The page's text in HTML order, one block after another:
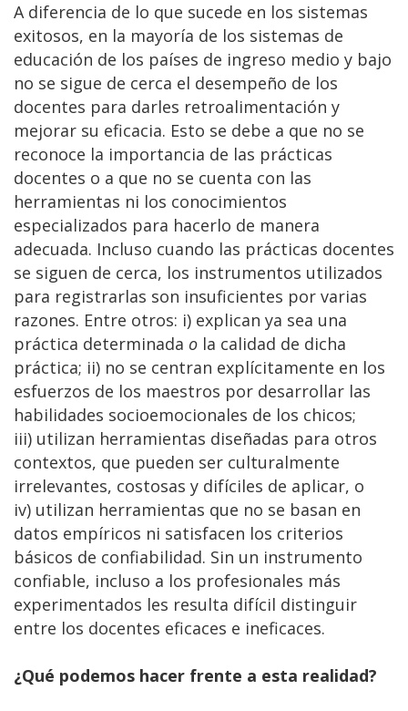
A diferencia de lo que sucede en los sistemas
exitosos, en la mayoría de los sistemas de
educación de los países de ingreso medio y bajo
no se sigue de cerca el desempeño de los
docentes para darles retroalimentación y
mejorar su eficacia. Esto se debe a que no se
reconoce la importancia de las prácticas
docentes o a que no se cuenta con las
herramientas ni los conocimientos
especializados para hacerlo de manera
adecuada. Incluso cuando las prácticas docentes
se siguen de cerca, los instrumentos utilizados
para registrarlas son insuficientes por varias
razones. Entre otros: i) explican ya sea una
práctica determinada o la calidad de dicha
práctica; ii) no se centran explícitamente en los
esfuerzos de los maestros por desarrollar las
habilidades socioemocionales de los chicos;
iii) utilizan herramientas diseñadas para otros
contextos, que pueden ser culturalmente
irrelevantes, costosas y difíciles de aplicar, o
iv) utilizan herramientas que no se basan en
datos empíricos ni satisfacen los criterios
básicos de confiabilidad. Sin un instrumento
confiable, incluso a los profesionales más
experimentados les resulta difícil distinguir
entre los docentes eficaces e ineficaces.
¿Qué podemos hacer frente a esta realidad?